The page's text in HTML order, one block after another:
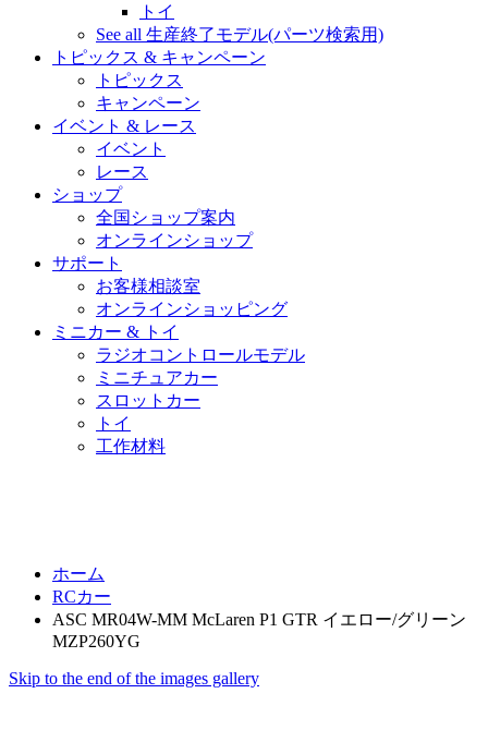
トイ
See all 生産終了モデル(パーツ検索用)
トピックス & キャンペーン
トピックス
キャンペーン
イベント & レース
イベント
レース
ショップ
全国ショップ案内
オンラインショップ
サポート
お客様相談室
オンラインショッピング
ミニカー & トイ
ラジオコントロールモデル
ミニチュアカー
スロットカー
トイ
工作材料
ホーム
RCカー
ASC MR04W-MM McLaren P1 GTR イエロー/グリーン
MZP260YG
Skip to the end of the images gallery